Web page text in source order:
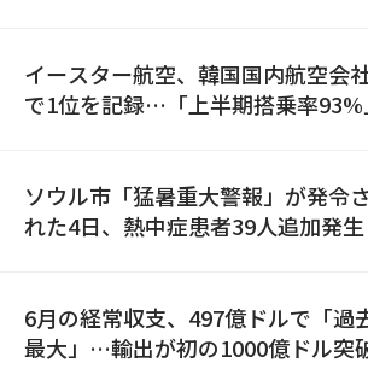
イースター航空、韓国国内航空会
で1位を記録…「上半期搭乗率93%
ソウル市「猛暑重大警報」が発令さ
れた4日、熱中症患者39人追加発生
6月の経常収支、497億ドルで「過
最大」…輸出が初の1000億ドル突